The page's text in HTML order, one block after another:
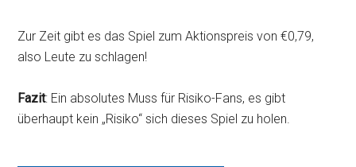
Zur Zeit gibt es das Spiel zum Aktionspreis von €0,79,
also Leute zu schlagen!
Fazit: Ein absolutes Muss für Risiko-Fans, es gibt
überhaupt kein „Risiko“ sich dieses Spiel zu holen.